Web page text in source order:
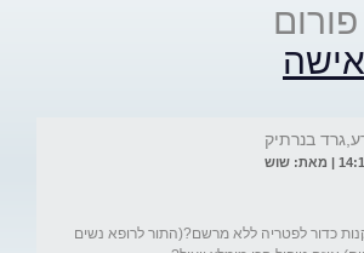
בנרתיק
כדור לפטריה ללא מרשם?(התור לרופא נשים